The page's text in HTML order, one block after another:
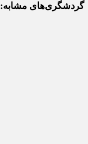
گردشگری‌های مشابه: